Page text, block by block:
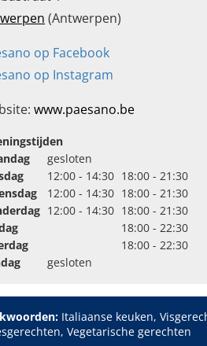
(Antwerpen)
op Facebook
op Instagram
www.paesano.be
gesloten
12:00 - 14:30 18:00 - 21:30
12:00 - 14:30 18:00 - 21:30
12:00 - 14:30 18:00 - 21:30
18:00 - 22:30
18:00 - 22:30
gesloten
Italiaanse keuken,
Vegetarische gerechten